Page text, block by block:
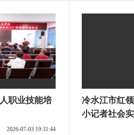
职业技能培
2026-07-03 19:31:44
冷水江市红
小记者社会